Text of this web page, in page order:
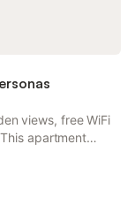
views, free WiFi
apartment
rooms.